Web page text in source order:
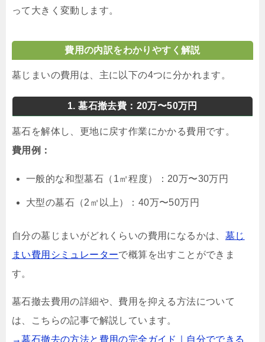
って大きく変動します。
費用の内訳をわかりやすく解説
墓じまいの費用は、主に以下の4つに分かれます。
1. 墓石撤去費：20万〜50万円
墓石を解体し、更地に戻す作業にかかる費用です。
費用例：
一般的な和型墓石（1㎡程度）：20万〜30万円
大型の墓石（2㎡以上）：40万〜50万円
自分の墓じまいがどれくらいの費用になるかは、 墓じ
まい費用シミュレーターで概算を出すことができま
す。
墓石撤去費用の詳細や、費用を抑える方法について
は、こちらの記事で解説しています。
→墓石撤去の方法と費用の完全ガイド｜自分でできる